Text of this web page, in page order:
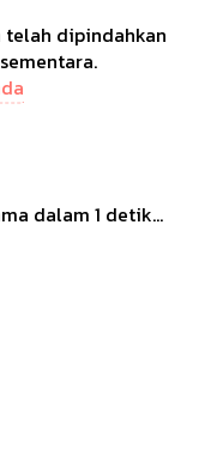
telah dipindahkan
dalam 1 detik...